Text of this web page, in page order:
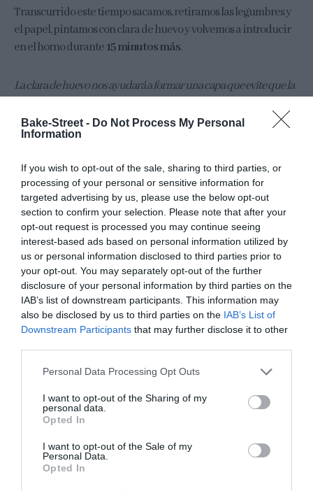
Bake-Street - Do Not Process My Personal
Information
If you wish to opt-out of the sale, sharing to third parties, or
processing of your personal or sensitive information for
targeted advertising by us, please use the below opt-out
section to confirm your selection. Please note that after your
opt-out request is processed you may continue seeing
interest-based ads based on personal information utilized by
us or personal information disclosed to third parties prior to
your opt-out. You may separately opt-out of the further
disclosure of your personal information by third parties on the
IAB’s list of downstream participants. This information may
also be disclosed by us to third parties on the IAB’s List of
Downstream Participants that may further disclose it to other
Please note that this website/app uses one or more Google
not limited to your visit or usage behaviour. You may click to
grant or deny consent to Google and its third-party tags to
use your data for below specified purposes in below Google
consent section.
Personal Data Processing Opt Outs
I want to opt-out of the Sharing of my
personal data.
Opted In
I want to opt-out of the Sale of my
Personal Data.
Opted In
Transcurrido este tiempo sacamos, retiramos las legumbres y
el papel, pintamos con clara de huevo y volvemos a introducir
en el horno durante15 minutos más.
La clara de huevo nos ayudará a formar una capa que evite que la
Una vez que haya terminado el tiempo de cocción, sacamos y
Preparamos el ganache.
En un bol incorporamos el chocolate al baño maria, una vez
esté fundido añadimos la crème fraîche junto con el Golden
syrup o Corn syrup y mezclamos hasta obtener una mezcla
homogénea, suave y brillante.